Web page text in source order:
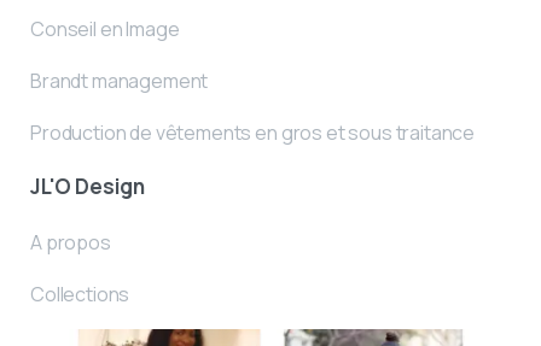
Conseil en Image
Brandt management
Production de vêtements en gros et sous traitance
JL'O Design
A propos
Collections